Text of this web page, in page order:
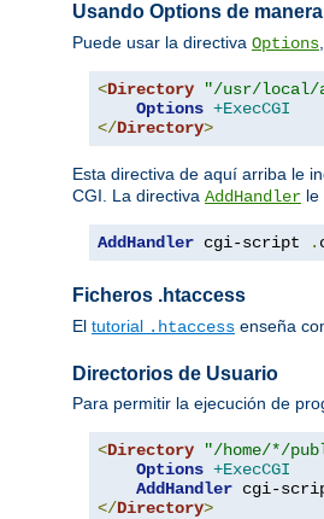
Usando Options de
Puede usar la directiva Options
<Directory "/usr/local/
Options +ExecCGI
</Directory>
Esta directiva de aquí arriba le
CGI. La directiva AddHandler le
AddHandler cgi-script .
Ficheros .htaccess
El tutorial .htaccess enseña
Directorios de Usuario
Para permitir la ejecución de
<Directory "/home/*/
Options +ExecCGI
AddHandler cgi-
</Directory>